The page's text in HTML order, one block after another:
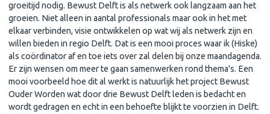
groeitijd nodig. Bewust Delft is als netwerk ook langzaam aan het
groeien. Niet alleen in aantal professionals maar ook in het met
elkaar verbinden, visie ontwikkelen op wat wij als netwerk zijn en
willen bieden in regio Delft. Dat is een mooi proces waar ik (Hiske)
als coördinator af en toe iets over zal delen bij onze maandagenda.
Er zijn wensen om meer te gaan samenwerken rond thema's. Een
mooi voorbeeld hoe dit al werkt is natuurlijk het project Bewust
Ouder Worden wat door drie Bewust Delft leden is bedacht en
wordt gedragen en echt in een behoefte blijkt te voorzien in Delft.